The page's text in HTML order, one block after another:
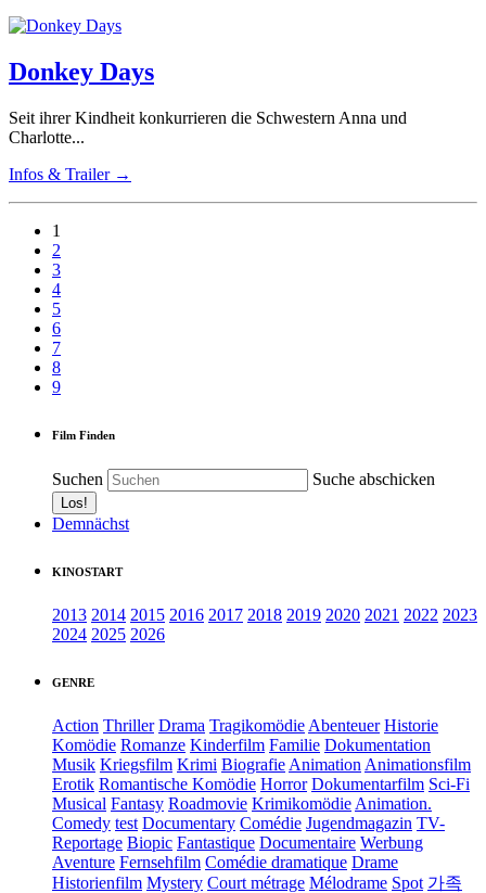
Donkey Days
Seit ihrer Kindheit konkurrieren die Schwestern Anna und
Charlotte...
Infos & Trailer →
1
2
3
4
5
6
7
8
9
Film Finden
Suchen Suche abschicken
Demnächst
KINOSTART
2013 2014 2015 2016 2017 2018 2019 2020 2021 2022 2023
2024 2025 2026
GENRE
Action Thriller Drama Tragikomödie Abenteuer Historie
Komödie Romanze Kinderfilm Familie Dokumentation
Musik Kriegsfilm Krimi Biografie Animation Animationsfilm
Erotik Romantische Komödie Horror Dokumentarfilm Sci-Fi
Musical Fantasy Roadmovie Krimikomödie Animation.
Comedy test Documentary Comédie Jugendmagazin TV-
Reportage Biopic Fantastique Documentaire Werbung
Aventure Fernsehfilm Comédie dramatique Drame
Historienfilm Mystery Court métrage Mélodrame Spot 가족